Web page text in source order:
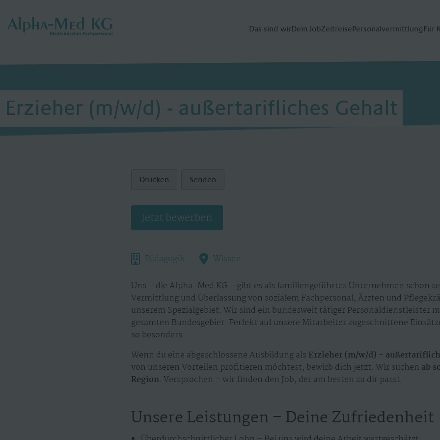
Das sind wirDein JobZeitreisePersonalvermittlung Für
Erzieher (m/w/d) - außertarifliches Gehalt
Drucken Senden
Jetzt bewerben
Pädagogik Wissen
Uns – die Alpha-Med KG – gibt es als familiengeführtes Unternehmen schon
Vermittlung und Überlassung von sozialem Fachpersonal, Ärzten und
unserem Spezialgebiet. Wir sind ein bundesweit tätiger Personaldienstleister
gesamten Bundesgebiet. Perfekt auf unsere Mitarbeiter zugeschnittene
so besonders.
Wenn du eine abgeschlossene Ausbildung als Erzieher (m/w/d) -
von unseren Vorteilen profitieren möchtest, bewirb dich jetzt. Wir suchen ab
Region. Versprochen – wir finden den Job, der am besten zu dir passt.
Unsere Leistungen – Deine Zufriedenheit